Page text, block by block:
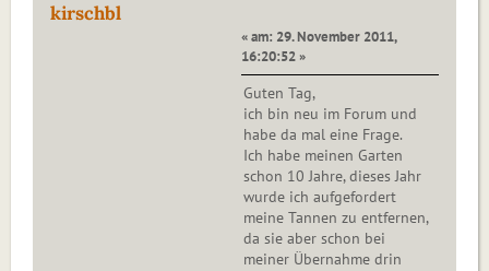
kirschbl
« am: 29. November 2011,
16:20:52 »
Guten Tag,
ich bin neu im Forum und
habe da mal eine Frage.
Ich habe meinen Garten
schon 10 Jahre, dieses Jahr
wurde ich aufgefordert
meine Tannen zu entfernen,
da sie aber schon bei
meiner Übernahme drin